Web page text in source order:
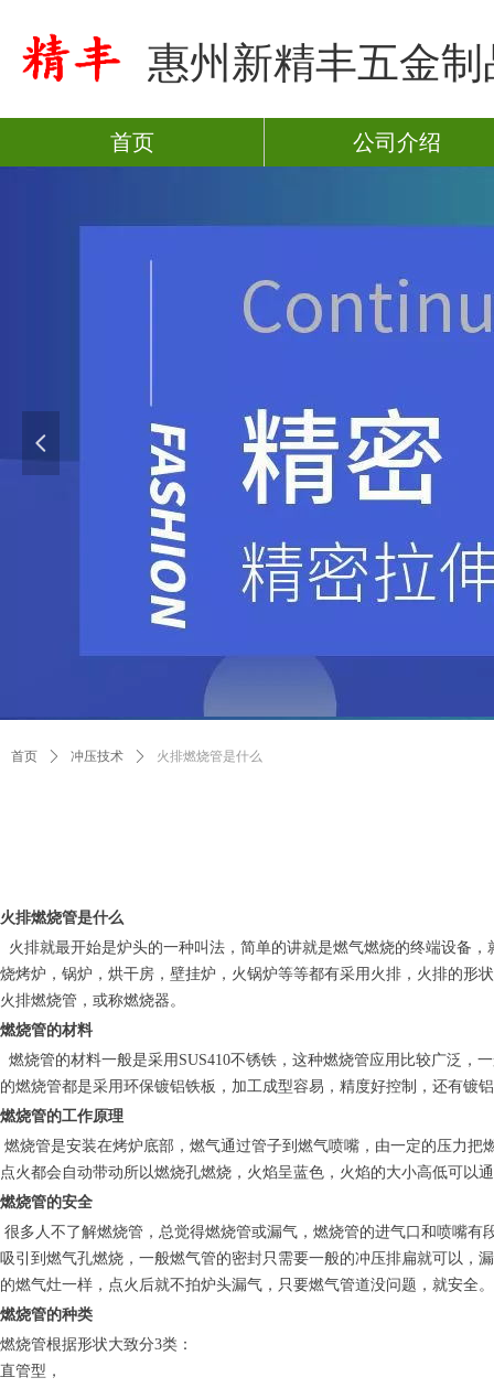
넳
惠州新精丰五金
首页 公司介绍
首页 ꄲ 冲压技术 ꄲ 火排燃烧管是什么
火排燃烧管是什么
火排就最开始是炉头的一种叫法，简单的讲就是燃气燃烧的终端设备
烧烤炉，锅炉，烘干房，壁挂炉，火锅炉等等都有采用火排，火排的形
火排燃烧管，或称燃烧器。
燃烧管的材料
燃烧管的材料一般是采用SUS410不锈铁，这种燃烧管应用比较广泛
的燃烧管都是采用环保镀铝铁板，加工成型容易，精度好控制，还有镀
燃烧管的工作原理
燃烧管是安装在烤炉底部，燃气通过管子到燃气喷嘴，由一定的压力
点火都会自动带动所以燃烧孔燃烧，火焰呈蓝色，火焰的大小高低可以
燃烧管的安全
很多人不了解燃烧管，总觉得燃烧管或漏气，燃烧管的进气口和喷嘴
吸引到燃气孔燃烧，一般燃气管的密封只需要一般的冲压排扁就可以，
的燃气灶一样，点火后就不拍炉头漏气，只要燃气管道没问题，就安全。
燃烧管的种类
燃烧管根据形状大致分3类：
直管型，